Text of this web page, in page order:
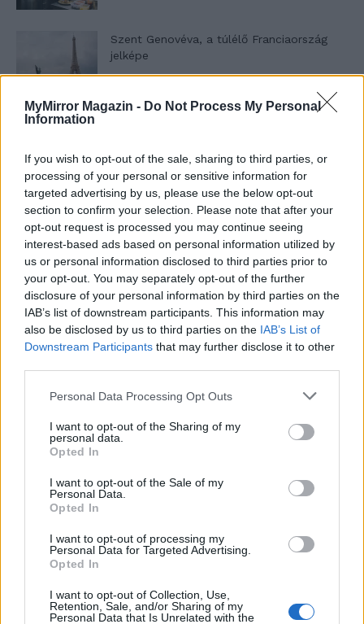
MyMirror Magazin - Do Not Process My Personal
Information
If you wish to opt-out of the sale, sharing to third parties, or
processing of your personal or sensitive information for
targeted advertising by us, please use the below opt-out
section to confirm your selection. Please note that after your
opt-out request is processed you may continue seeing
interest-based ads based on personal information utilized by
us or personal information disclosed to third parties prior to
your opt-out. You may separately opt-out of the further
disclosure of your personal information by third parties on the
IAB’s list of downstream participants. This information may
also be disclosed by us to third parties on the IAB’s List of
Downstream Participants that may further disclose it to other
Personal Data Processing Opt Outs
I want to opt-out of the Sharing of my
personal data.
Opted In
I want to opt-out of the Sale of my
Personal Data.
Opted In
I want to opt-out of processing my
Personal Data for Targeted Advertising.
Opted In
I want to opt-out of Collection, Use,
Retention, Sale, and/or Sharing of my
Personal Data that Is Unrelated with the
Szent Genovéva, a túlélő Franciaország
jelképe
Minka 11. rész
T. szereti a fiatal lányokat 14. rész
Pedig szóltam… – Miért nem hiszünk a
nőknek, amikor segítséget kérnek?
A legidegesítőbb kifejezések laza
gyűjteménye